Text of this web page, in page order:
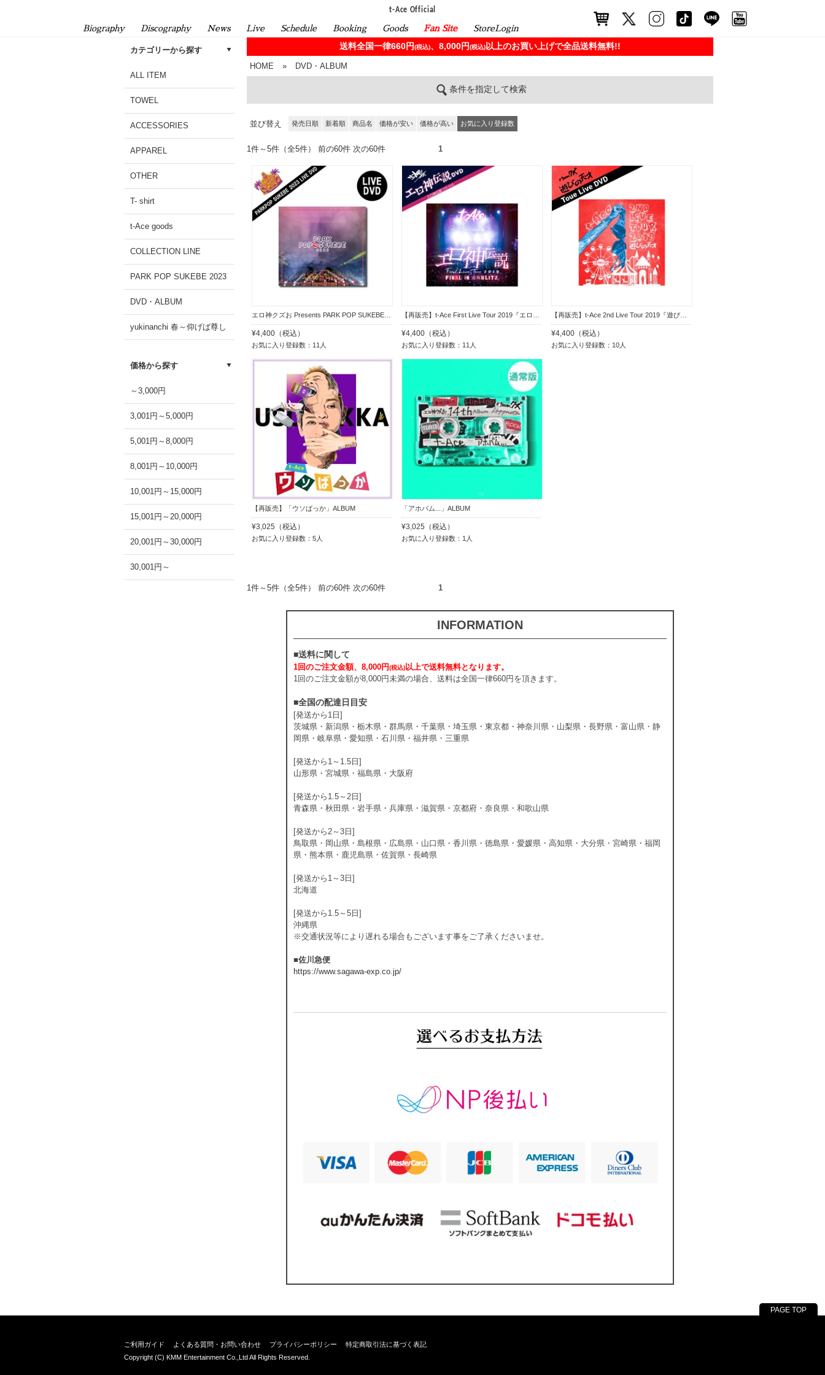
t-Ace Official
Biography Discography News Live Schedule Booking Goods Fan Site StoreLogin
カテゴリーから探す
ALL ITEM
TOWEL
ACCESSORIES
APPAREL
OTHER
T- shirt
t-Ace goods
COLLECTION LINE
PARK POP SUKEBE 2023
DVD・ALBUM
yukinanchi 春～仰げば尊し
価格から探す
～3,000円
3,001円～5,000円
5,001円～8,000円
8,001円～10,000円
10,001円～15,000円
15,001円～20,000円
20,001円～30,000円
30,001円～
送料全国一律660円(税込)、8,000円(税込) 以上のお買い上げで全品送料無料!!
HOME » DVD・ALBUM
条件を指定して検索
並び替え 発売日順 新着順 商品名 価格が安い 価格が高い お気に入り登録数
1件～5件（全5件） 前の60件 次の60件 1
¥4,400（税込）
お気に入り登録数：11人
¥4,400（税込）
お気に入り登録数：11人
¥4,400（税込）
お気に入り登録数：10人
【再販売】「ウソばっか」ALBUM
¥3,025（税込）
お気に入り登録数：5人
「アホバム...」ALBUM
¥3,025（税込）
お気に入り登録数：1人
1件～5件（全5件） 前の60件 次の60件 1
INFORMATION
■送料に関して
1回のご注文金額、8,000円(税込)以上で送料無料となります。
1回のご注文金額が8,000円未満の場合、送料は全国一律660円を頂きます。
■全国の配達日目安
[発送から1日]
茨城県・新潟県・栃木県・群馬県・千葉県・埼玉県・東京都・神奈川県・山梨県・長野県・富山県・静
岡県・岐阜県・愛知県・石川県・福井県・三重県
[発送から1～1.5日]
山形県・宮城県・福島県・大阪府
[発送から1.5～2日]
青森県・秋田県・岩手県・兵庫県・滋賀県・京都府・奈良県・和歌山県
[発送から2～3日]
鳥取県・岡山県・島根県・広島県・山口県・香川県・徳島県・愛媛県・高知県・大分県・宮崎県・福岡
県・熊本県・鹿児島県・佐賀県・長崎県
[発送から1～3日]
北海道
[発送から1.5～5日]
沖縄県
※交通状況等により遅れる場合もございます事をご了承くださいませ。
■佐川急便
https://www.sagawa-exp.co.jp/
ご利用ガイド よくある質問・お問い合わせ プライバシーポリシー
特定商取引法に基づく表記
Copyright (C) KMM Entertainment Co.,Ltd All Rights Reserved.
PAGE TOP